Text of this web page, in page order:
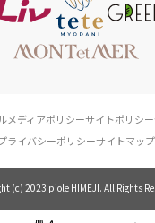
メディアポリシーサイトポリシー
ライバシーポリシーサイトマップ
(c) 2023 piole HIMEJI. All Rights